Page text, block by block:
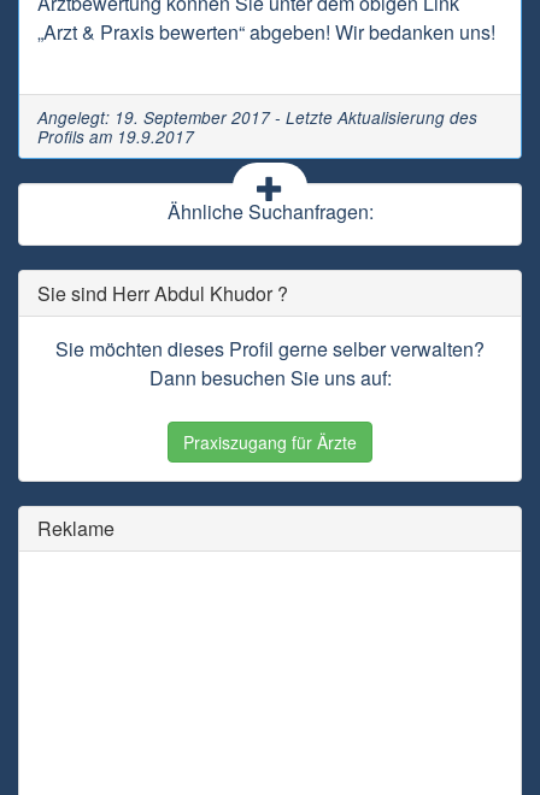
„Arzt & Praxis bewerten“ abgeben! Wir bedanken uns!
Angelegt: 19. September 2017 - Letzte Aktualisierung des
Profils am 19.9.2017
Ähnliche Suchanfragen:
Sie sind Herr Abdul Khudor ?
Sie möchten dieses Profil gerne selber verwalten?
Dann besuchen Sie uns auf:
Praxiszugang für Ärzte
Reklame